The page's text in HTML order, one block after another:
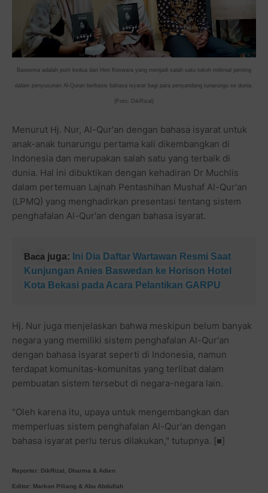
Baseema adalah putri kedua dari Heri Koswara yang menjadi salah satu tokoh milenial penting
dalam penyusunan Al-Quran berbasis bahasa isyarat bagi para penyandang tunarungu se dunia.
(Foto: DikRizal)
Menurut Hj. Nur, Al-Qur'an dengan bahasa isyarat untuk
anak-anak tunarungu pertama kali dikembangkan di
Indonesia dan merupakan salah satu yang terbaik di
dunia. Hal ini dibuktikan dengan kehadiran Dr Muchlis
dalam pertemuan Lajnah Pentashihan Mushaf Al-Qur'an
(LPMQ) yang menghadirkan presentasi tentang sistem
penghafalan Al-Qur'an dengan bahasa isyarat.
Baca juga: Ini Dia Daftar Wartawan Resmi Saat
Kunjungan Anies Baswedan ke Horison Hotel
Kota Bekasi pada Acara Pelantikan GARPU
Hj. Nur juga menjelaskan bahwa meskipun belum banyak
negara yang memiliki sistem penghafalan Al-Qur'an
dengan bahasa isyarat seperti di Indonesia, namun
terdapat komunitas-komunitas yang terlibat dalam
pembuatan sistem tersebut di negara-negara lain.
"Oleh karena itu, upaya untuk mengembangkan dan
memperluas sistem penghafalan Al-Qur'an dengan
bahasa isyarat perlu terus dilakukan," tutupnya. [■]
Reporter: DikRizal, Dharma & Adien
Editor: Markon Piliang & Abu Abdullah